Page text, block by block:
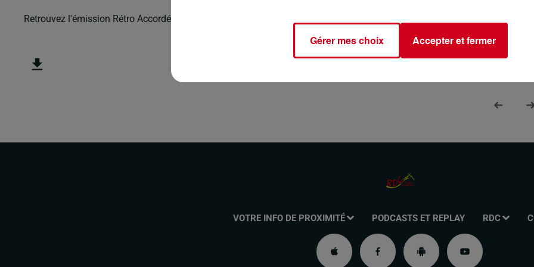
Retrouvez l'émission Rétro Accordéon animée par Benoit Huton le dimanche de 8h00 à 10h00 sur RDC Radio Couserans.
VOTRE INFO DE PROXIMITÉ PODCASTS ET REPLAY RDC
Gérer mes choix Accepter et fermer